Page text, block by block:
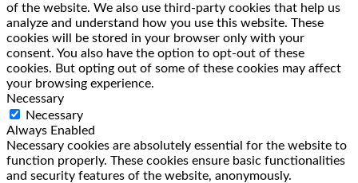
of the website. We also use third-party cookies that help us
analyze and understand how you use this website. These
cookies will be stored in your browser only with your
consent. You also have the option to opt-out of these
cookies. But opting out of some of these cookies may affect
your browsing experience.
Necessary
Necessary
Always Enabled
Necessary cookies are absolutely essential for the website to
function properly. These cookies ensure basic functionalities
and security features of the website, anonymously.